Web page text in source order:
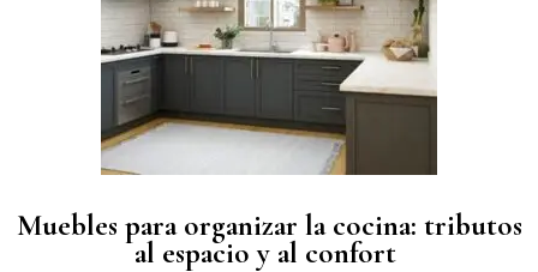
Muebles para organizar la cocina: tributos
al espacio y al confort